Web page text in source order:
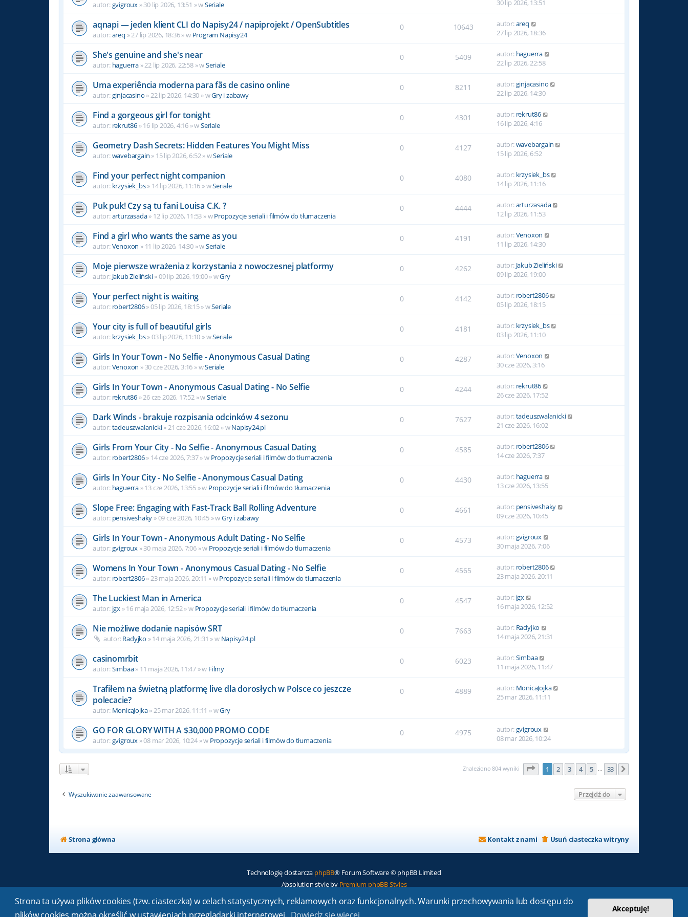
Strona ta używa plików cookies (tzw. ciasteczka) w celach statystycznych, reklamowych oraz funkcjonalnych. Warunki przechowywania lub dostępu do
Akceptuję!
autor:gvigroux » 30 lip 2026, 13:51 » wSeriale
30 lip 2026, 13:51
aqnapi — jeden klient CLI do Napisy24 / napiprojekt / OpenSubtitles
autor:areq » 27 lip 2026, 18:36 » w Program Napisy24
0 10643 autor:areq
27 lip 2026, 18:36
She's genuine and she's near
autor: haguerra » 22 lip 2026, 22:58 » wSeriale
0 5409 autor: haguerra
22 lip 2026, 22:58
Uma experiência moderna para fãs de casino online
autor:ginjacasino » 22 lip 2026, 14:30 » wGry i zabawy
0 8211 autor:ginjacasino
22 lip 2026, 14:30
Find a gorgeous girl for tonight
autor: rekrut86 » 16 lip 2026, 4:16 » wSeriale
0 4301 autor: rekrut86
16 lip 2026, 4:16
Geometry Dash Secrets: Hidden Features You Might Miss
autor:wavebargain » 15 lip 2026, 6:52 » wSeriale
0 4127 autor:wavebargain
15 lip 2026, 6:52
Find your perfect night companion
autor: krzysiek_bs» 14 lip 2026, 11:16 » wSeriale
0 4080 autor: krzysiek_bs
14 lip 2026, 11:16
Puk puk! Czy są tu fani Louisa C.K. ?
autor:arturzasada» 12 lip 2026, 11:53 » wPropozycje seriali i filmów do tłumaczenia
0 4444 autor:arturzasada
12 lip 2026, 11:53
Find a girl who wants the same as you
autor:Venoxon » 11 lip 2026, 14:30 » wSeriale
0 4191 autor:Venoxon
11 lip 2026, 14:30
Moje pierwsze wrażenia z korzystania z nowoczesnej platformy
autor: Jakub Zieliński» 09 lip 2026, 19:00 » wGry
0 4262 autor: Jakub Zieliński
09 lip 2026, 19:00
Your perfect night is waiting
autor: robert2806» 05 lip 2026, 18:15 » wSeriale
0 4142 autor: robert2806
05 lip 2026, 18:15
Your city is full of beautiful girls
autor: krzysiek_bs» 03 lip 2026, 11:10 » wSeriale
0 4181 autor: krzysiek_bs
03 lip 2026, 11:10
Girls In Your Town - No Selfie - Anonymous Casual Dating
autor:Venoxon » 30 cze 2026, 3:16 » wSeriale
0 4287 autor:Venoxon
30 cze 2026, 3:16
Girls In Your Town - Anonymous Casual Dating - No Selfie
autor: rekrut86 » 26 cze 2026, 17:52 » wSeriale
0 4244 autor: rekrut86
26 cze 2026, 17:52
Dark Winds - brakuje rozpisania odcinków 4 sezonu
autor:tadeuszwalanicki» 21 cze 2026, 16:02 » wNapisy24.pl
0 7627 autor:tadeuszwalanicki
21 cze 2026, 16:02
Girls From Your City - No Selfie - Anonymous Casual Dating
autor: robert2806» 14 cze 2026, 7:37 » w Propozycje seriali i filmów do tłumaczenia
0 4585 autor: robert2806
14 cze 2026, 7:37
Girls In Your City - No Selfie - Anonymous Casual Dating
autor: haguerra » 13 cze 2026, 13:55 » w Propozycje seriali i filmów do tłumaczenia
0 4430 autor: haguerra
13 cze 2026, 13:55
Slope Free: Engaging with Fast-Track Ball Rolling Adventure
autor: pensiveshaky » 09 cze 2026, 10:45 » wGry i zabawy
0 4661 autor: pensiveshaky
09 cze 2026, 10:45
Girls In Your Town - Anonymous Adult Dating - No Selfie
autor:gvigroux » 30 maja 2026, 7:06 » w Propozycje seriali i filmów do tłumaczenia
0 4573 autor:gvigroux
30 maja 2026, 7:06
Womens In Your Town - Anonymous Casual Dating - No Selfie
autor: robert2806» 23 maja 2026, 20:11 » wPropozycje seriali i filmów do tłumaczenia
0 4565 autor: robert2806
23 maja 2026, 20:11
The Luckiest Man in America
autor: jgx » 16 maja 2026, 12:52 » w Propozycje seriali i filmów do tłumaczenia
0 4547 autor: jgx
16 maja 2026, 12:52
Nie możliwe dodanie napisów SRT
autor:Radyjko » 14 maja 2026, 21:31 » w Napisy24.pl
0 7663 autor: Radyjko
14 maja 2026, 21:31
casinomrbit
autor:Simbaa» 11 maja 2026, 11:47 » w Filmy
0 6023 autor:Simbaa
11 maja 2026, 11:47
Trafiłem na świetną platformę live dla dorosłych w Polsce co jeszcze
polecacie?
autor: MonicaJojka» 25 mar 2026, 11:11 » wGry
0 4889 autor: MonicaJojka
25 mar 2026, 11:11
GO FOR GLORY WITH A $30,000 PROMO CODE
autor:gvigroux » 08 mar 2026, 10:24 » w Propozycje seriali i filmów do tłumaczenia
0 4975 autor:gvigroux
08 mar 2026, 10:24
Znaleziono 804 wyniki Strona1 33
1 2 3 4 5 … 33
Wyszukiwanie zaawansowane Przejdź do
Strona główna Usuń ciasteczka witryny
Kontakt z nami
Technologię dostarcza phpBB® Forum Software © phpBB Limited
Absolution style by Premium phpBB Styles
Polski pakiet językowy dostarcza phpBB.pl